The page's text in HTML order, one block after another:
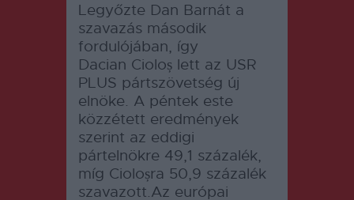
Legyőzte Dan Barnát a
szavazás második
fordulójában, így
Dacian Cioloș lett az USR
PLUS pártszövetség új
elnöke. A péntek este
közzétett eredmények
szerint az eddigi
pártelnökre 49,1 százalék,
míg Cioloșra 50,9 százalék
szavazott.Az európai